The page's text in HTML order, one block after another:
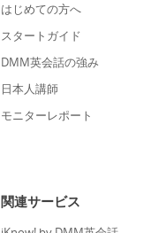
はじめての方へ
スタートガイド
DMM英会話の強み
日本人講師
モニターレポート
関連サービス